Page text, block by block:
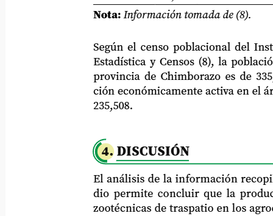
4. DISCUSIÓN
El análisis de la información recopilada
dio permite concluir que la
zootécnicas de traspatio en los
Según el censo poblacional del
Estadística y Censos (8), la población
provincia de Chimborazo es de
ción económicamente activa en el área
235,508.
Nota: Información tomada de (8).